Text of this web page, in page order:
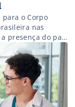
para o Corpo
nas
presença do país
assistenciais